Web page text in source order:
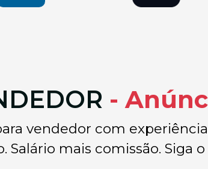
-
vendedor com
Salário mais comissão. Siga